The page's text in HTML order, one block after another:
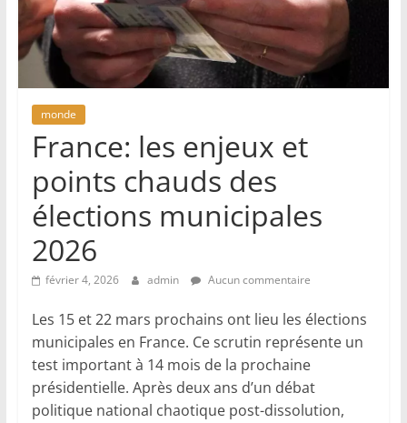
monde
France: les enjeux et
points chauds des
élections municipales
2026
février 4, 2026 admin Aucun commentaire
Les 15 et 22 mars prochains ont lieu les élections
municipales en France. Ce scrutin représente un
test important à 14 mois de la prochaine
présidentielle. Après deux ans d’un débat
politique national chaotique post-dissolution,